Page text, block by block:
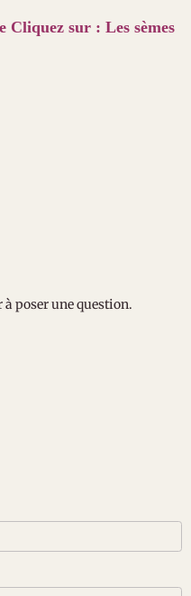
Cliquez sur : Les sèmes
poser une question.